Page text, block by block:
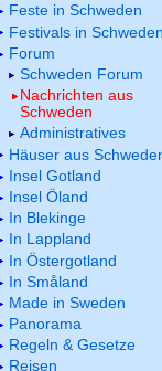
Feste in Schweden
Festivals in Schweden
Forum
Schweden Forum
Nachrichten aus
Schweden
Administratives
Häuser aus
Insel Gotland
Insel Öland
In Blekinge
In Lappland
In Östergotland
In Småland
Made in Sweden
Panorama
Regeln & Gesetze
Reisen